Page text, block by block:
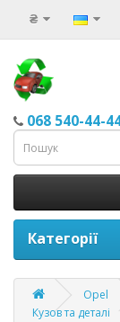
₴
068 540-44-
Категорії
Opel
Кузов та деталі